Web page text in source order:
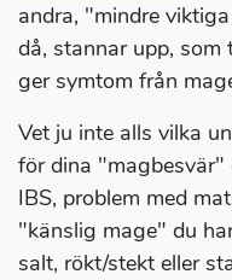
andra, "mindre
då, stannar upp,
ger symtom från
Vet ju inte alls vilka
för dina
IBS, problem med
"känslig mage" du
salt, rökt/stekt eller